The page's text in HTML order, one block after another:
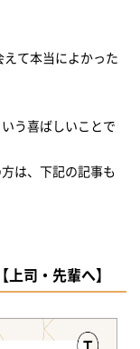
て本当によかった
う喜ばしいことで
は、下記の記事も
司・先輩へ】